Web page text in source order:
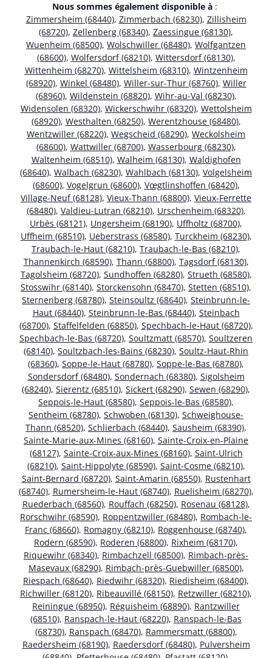
Nous sommes également disponible à :
Zimmersheim (68440), Zimmerbach (68230), Zillisheim
(68720), Zellenberg (68340), Zaessingue (68130),
Wuenheim (68500), Wolschwiller (68480), Wolfgantzen
(68600), Wolfersdorf (68210), Wittersdorf (68130),
Wittenheim (68270), Wittelsheim (68310), Wintzenheim
(68920), Winkel (68480), Willer-sur-Thur (68760), Willer
(68960), Wildenstein (68820), Wihr-au-Val (68230),
Widensolen (68320), Wickerschwihr (68320), Wettolsheim
(68920), Westhalten (68250), Werentzhouse (68480),
Wentzwiller (68220), Wegscheid (68290), Weckolsheim
(68600), Wattwiller (68700), Wasserbourg (68230),
Waltenheim (68510), Walheim (68130), Waldighofen
(68640), Walbach (68230), Wahlbach (68130), Volgelsheim
(68600), Vogelgrun (68600), Vœgtlinshoffen (68420),
Village-Neuf (68128), Vieux-Thann (68800), Vieux-Ferrette
(68480), Valdieu-Lutran (68210), Urschenheim (68320),
Urbès (68121), Ungersheim (68190), Uffholtz (68700),
Uffheim (68510), Ueberstrass (68580), Turckheim (68230),
Traubach-le-Haut (68210), Traubach-le-Bas (68210),
Thannenkirch (68590), Thann (68800), Tagsdorf (68130),
Tagolsheim (68720), Sundhoffen (68280), Strueth (68580),
Stosswihr (68140), Storckensohn (68470), Stetten (68510),
Sternenberg (68780), Steinsoultz (68640), Steinbrunn-le-
Haut (68440), Steinbrunn-le-Bas (68440), Steinbach
(68700), Staffelfelden (68850), Spechbach-le-Haut (68720),
Spechbach-le-Bas (68720), Soultzmatt (68570), Soultzeren
(68140), Soultzbach-les-Bains (68230), Soultz-Haut-Rhin
(68360), Soppe-le-Haut (68780), Soppe-le-Bas (68780),
Sondersdorf (68480), Sondernach (68380), Sigolsheim
(68240), Sierentz (68510), Sickert (68290), Sewen (68290),
Seppois-le-Haut (68580), Seppois-le-Bas (68580),
Sentheim (68780), Schwoben (68130), Schweighouse-
Thann (68520), Schlierbach (68440), Sausheim (68390),
Sainte-Marie-aux-Mines (68160), Sainte-Croix-en-Plaine
(68127), Sainte-Croix-aux-Mines (68160), Saint-Ulrich
(68210), Saint-Hippolyte (68590), Saint-Cosme (68210),
Saint-Bernard (68720), Saint-Amarin (68550), Rustenhart
(68740), Rumersheim-le-Haut (68740), Ruelisheim (68270),
Ruederbach (68560), Rouffach (68250), Rosenau (68128),
Rorschwihr (68590), Roppentzwiller (68480), Rombach-le-
Franc (68660), Romagny (68210), Roggenhouse (68740),
Rodern (68590), Roderen (68800), Rixheim (68170),
Riquewihr (68340), Rimbachzell (68500), Rimbach-près-
Masevaux (68290), Rimbach-près-Guebwiller (68500),
Riespach (68640), Riedwihr (68320), Riedisheim (68400),
Richwiller (68120), Ribeauvillé (68150), Retzwiller (68210),
Reiningue (68950), Réguisheim (68890), Rantzwiller
(68510), Ranspach-le-Haut (68220), Ranspach-le-Bas
(68730), Ranspach (68470), Rammersmatt (68800),
Raedersheim (68190), Raedersdorf (68480), Pulversheim